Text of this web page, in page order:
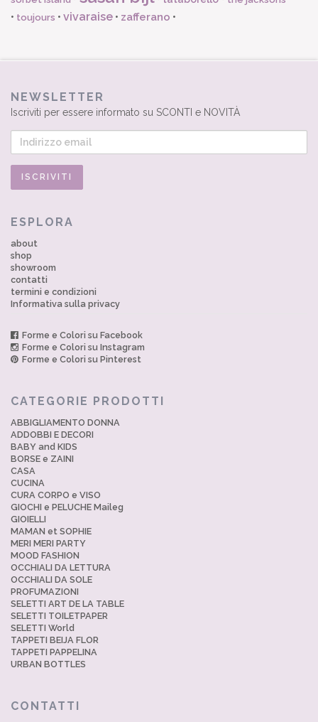
• toujours • vivaraise • zafferano •
NEWSLETTER
Iscriviti per essere informato su SCONTI e NOVITÀ
ESPLORA
about
shop
showroom
contatti
termini e condizioni
Informativa sulla privacy
Forme e Colori su Facebook
Forme e Colori su Instagram
Forme e Colori su Pinterest
CATEGORIE PRODOTTI
ABBIGLIAMENTO DONNA
ADDOBBI E DECORI
BABY and KIDS
BORSE e ZAINI
CASA
CUCINA
CURA CORPO e VISO
GIOCHI e PELUCHE Maileg
GIOIELLI
MAMAN et SOPHIE
MERI MERI PARTY
MOOD FASHION
OCCHIALI DA LETTURA
OCCHIALI DA SOLE
PROFUMAZIONI
SELETTI ART DE LA TABLE
SELETTI TOILETPAPER
SELETTI World
TAPPETI BEIJA FLOR
TAPPETI PAPPELINA
URBAN BOTTLES
CONTATTI